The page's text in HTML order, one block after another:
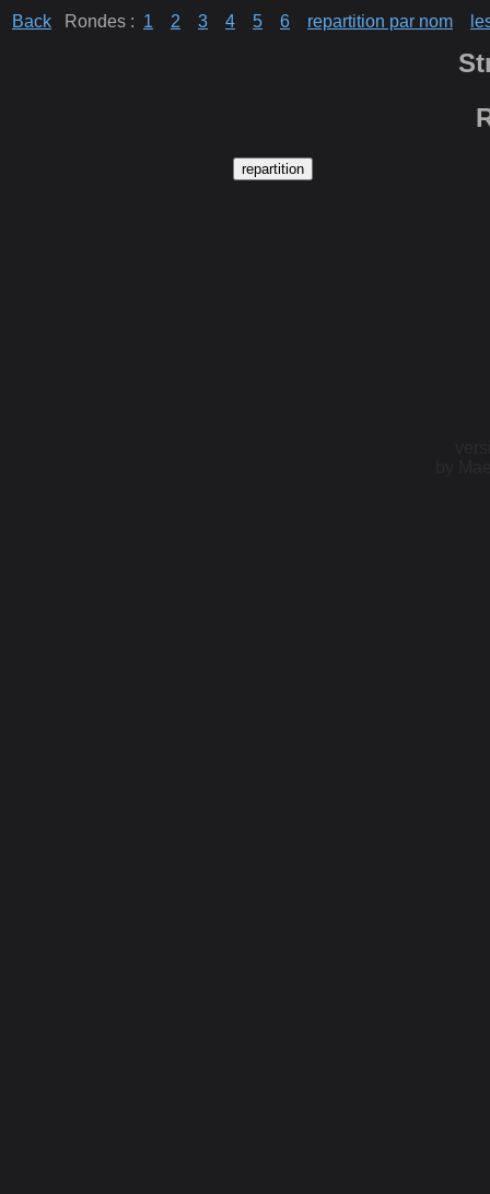
Back Rondes : 1 2 3 4 5 6 repartition par nom